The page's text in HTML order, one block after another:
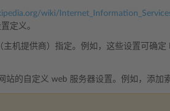
wiki/
定义。
机提供商）指定。例如，这些设置可确定
站的自定义 web 服务器设置。例如，添加